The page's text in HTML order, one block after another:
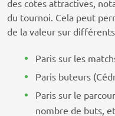
des cotes attractives,
du tournoi. Cela peut
de la valeur sur
Paris sur les
Paris buteurs
Paris sur le
nombre de buts,